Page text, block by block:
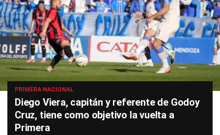
PRIMERA NACIONAL
Diego Viera, capitán y referente de Godoy
Cruz, tiene como objetivo la vuelta a
Primera